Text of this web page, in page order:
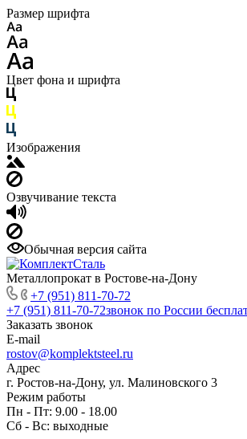
Размер шрифта
Цвет фона и шрифта
Изображения
Озвучивание текста
Обычная версия сайта
Металлопрокат в Ростове-на-Дону
+7 (951) 811-70-72
+7 (951) 811-70-72звонок по России
Заказать звонок
E-mail
rostov@komplektsteel.ru
Адрес
г. Ростов-на-Дону, ул. Малиновского 3
Режим работы
Пн - Пт: 9.00 - 18.00
Сб - Вс: выходные